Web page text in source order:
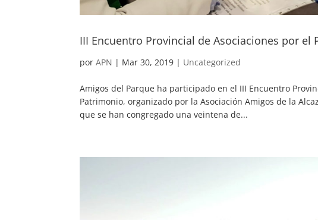
III Encuentro Provincial de Asociaciones por el
porAPN | Mar 30, 2019 | Uncategorized
Amigos del Parque ha participado en el III Encuentro
Patrimonio, organizado por la Asociación Amigos de la
que se han congregado una veintena de...